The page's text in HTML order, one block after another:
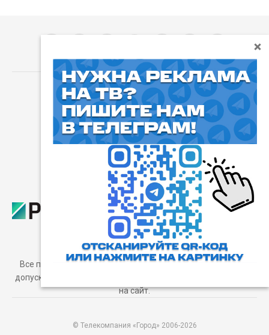
Пользовательское соглашение
Все права защищены. Любое использование материалов
допускается только с согласия редакции, а также с ссылкой
на сайт.
© Телекомпания «Город» 2006-2026